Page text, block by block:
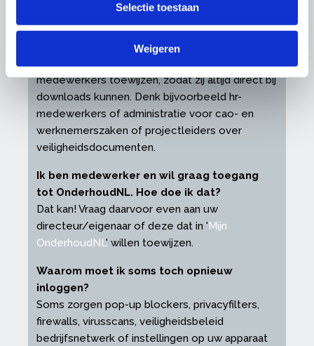
Selectie toestaan
Weigeren
Ik ben directeur en wil een medewerker
toegang tot OnderhoudNL geven. Hoe doe
In 'Mijn OnderhoudNL' kunt u eenvoudig
medewerkers toewijzen, zodat zij altijd direct bij
downloads kunnen. Denk bijvoorbeeld hr-
medewerkers of administratie voor cao- en
werknemerszaken of projectleiders over
veiligheidsdocumenten.
Ik ben medewerker en wil graag toegang
tot OnderhoudNL. Hoe doe ik dat?
Dat kan! Vraag daarvoor even aan uw
directeur/eigenaar of deze dat in ' Mijn
OnderhoudNL' willen toewijzen.
Waarom moet ik soms toch opnieuw
inloggen?
Soms zorgen pop-up blockers, privacyfilters,
firewalls, virusscans, veiligheidsbeleid
bedrijfsnetwerk of instellingen op uw apparaat